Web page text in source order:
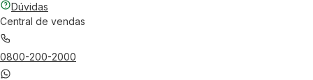
Dúvidas
Central de vendas
0800-200-2000